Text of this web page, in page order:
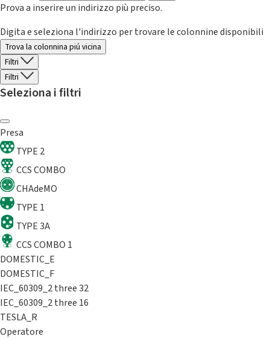
Prova a inserire un indirizzo più preciso.
Digita e seleziona l'indirizzo per trovare le colonnine disponibili
Trova la colonnina piú vicina
Filtri
Filtri
Seleziona i filtri
Presa
TYPE 2
CCS COMBO
CHAdeMO
TYPE 1
TYPE 3A
CCS COMBO 1
DOMESTIC_E
DOMESTIC_F
IEC_60309_2 three 32
IEC_60309_2 three 16
TESLA_R
Operatore